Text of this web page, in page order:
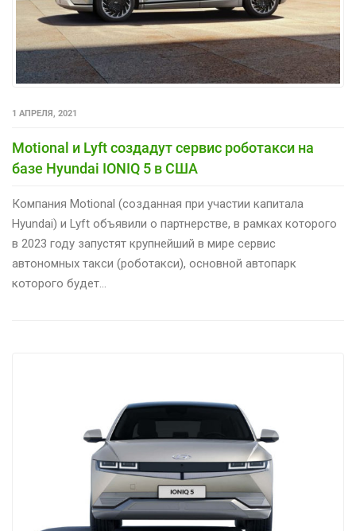
1 АПРЕЛЯ, 2021
Motional и Lyft создадут сервис роботакси на
базе Hyundai IONIQ 5 в США
Компания Motional (созданная при участии капитала
Hyundai) и Lyft объявили о партнерстве, в рамках которого
в 2023 году запустят крупнейший в мире сервис
автономных такси (роботакси), основной автопарк
которого будет…